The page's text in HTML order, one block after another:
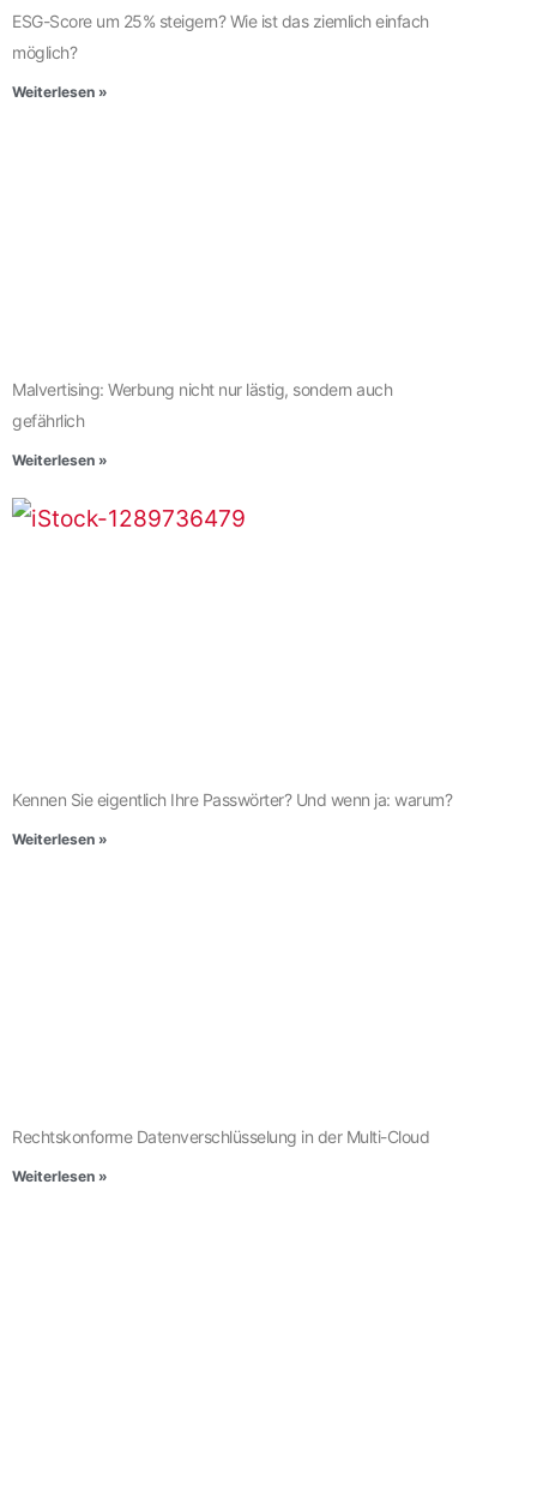
ESG-Score um 25% steigern? Wie ist das ziemlich einfach
möglich?
Weiterlesen »
Malvertising: Werbung nicht nur lästig, sondern auch
gefährlich
Weiterlesen »
Kennen Sie eigentlich Ihre Passwörter? Und wenn ja: warum?
Weiterlesen »
Rechtskonforme Datenverschlüsselung in der Multi-Cloud
Weiterlesen »